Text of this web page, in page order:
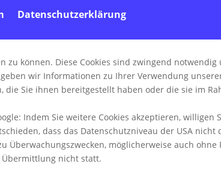
Datenschutzerklärung
zu können. Diese Cookies sind zwingend
wir Informationen zu Ihrer Verwendung
Sie ihnen bereitgestellt haben oder die sie im
Indem Sie weitere Cookies akzeptieren, willigen
dass das Datenschutzniveau der USA
möglicherweise auch
Übermittlung nicht statt.